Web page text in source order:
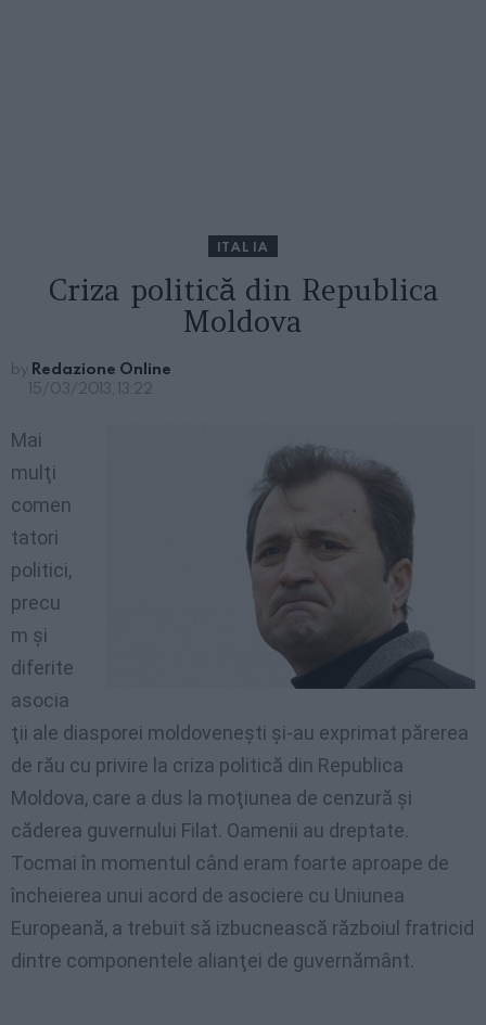
ITALIA
Criza politică din Republica
Moldova
by Redazione Online
15/03/2013, 13:22
Mai
mulţi
comen
tatori
politici,
precu
m şi
diferite
asocia
ţii ale diasporei moldoveneşti şi-au exprimat părerea
de rău cu privire la criza politică din Republica
Moldova, care a dus la moţiunea de cenzură şi
căderea guvernului Filat. Oamenii au dreptate.
Tocmai în momentul când eram foarte aproape de
încheierea unui acord de asociere cu Uniunea
Europeană, a trebuit să izbucnească războiul fratricid
dintre componentele alianţei de guvernământ.